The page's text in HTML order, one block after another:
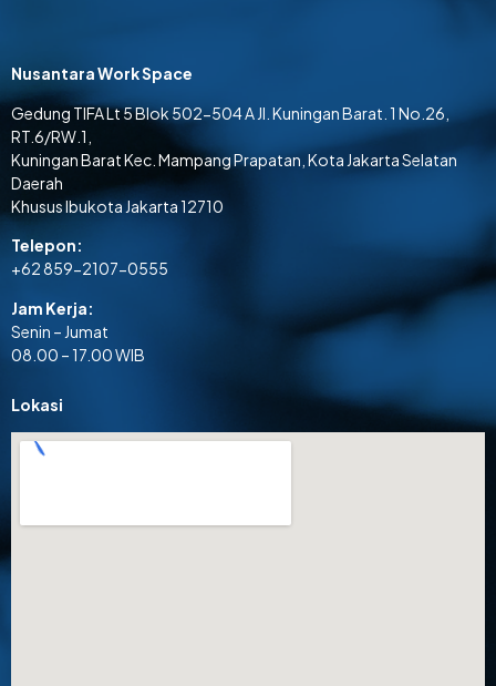
Nusantara Work Space
Gedung TIFA Lt 5 Blok 502-504 A Jl. Kuningan Barat. 1 No.26,
RT.6/RW.1,
Kuningan Barat Kec. Mampang Prapatan, Kota Jakarta Selatan
Daerah
Khusus Ibukota Jakarta 12710
Telepon:
+62 859-2107-0555
Jam Kerja:
Senin – Jumat
08.00 – 17.00 WIB
Lokasi